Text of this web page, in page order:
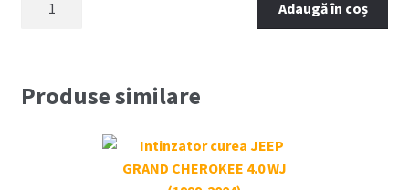
Serviciile Noastre
CHEROKEE
Adaugă în coș
Produse similare